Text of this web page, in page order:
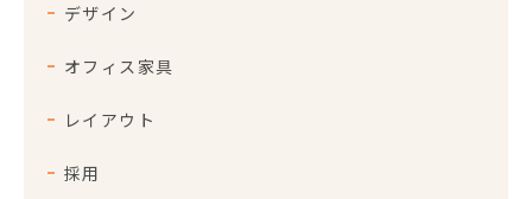
デザイン
オフィス家具
レイアウト
採用